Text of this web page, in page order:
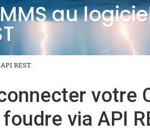
au
REST
votre
via API